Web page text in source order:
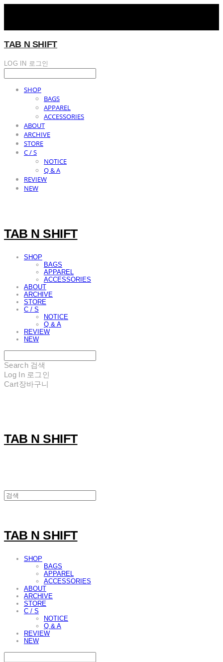
TAB N SHIFT
LOG IN 로그인
SHOP
BAGS
APPAREL
ACCESSORIES
ABOUT
ARCHIVE
STORE
C / S
NOTICE
Q & A
REVIEW
NEW
TAB N SHIFT
SHOP
BAGS
APPAREL
ACCESSORIES
ABOUT
ARCHIVE
STORE
C / S
NOTICE
Q & A
REVIEW
NEW
Search 검색
Log In 로그인
Cart장바구니
TAB N SHIFT
TAB N SHIFT
SHOP
BAGS
APPAREL
ACCESSORIES
ABOUT
ARCHIVE
STORE
C / S
NOTICE
Q & A
REVIEW
NEW